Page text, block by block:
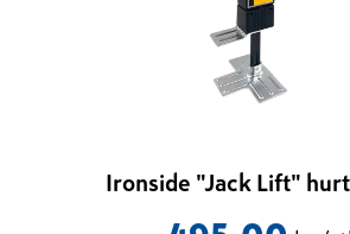
Ironside "Jack Lift"